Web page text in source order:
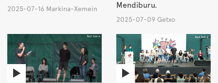
2025-07-16 Markina-Xemein
Mendiburu.
2025-07-09 Getxo